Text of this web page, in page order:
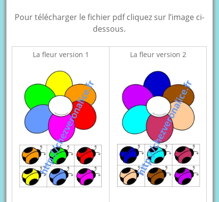
Pour télécharger le fichier pdf cliquez sur l’image ci-
dessous.
La fleur version 1 La fleur version 2